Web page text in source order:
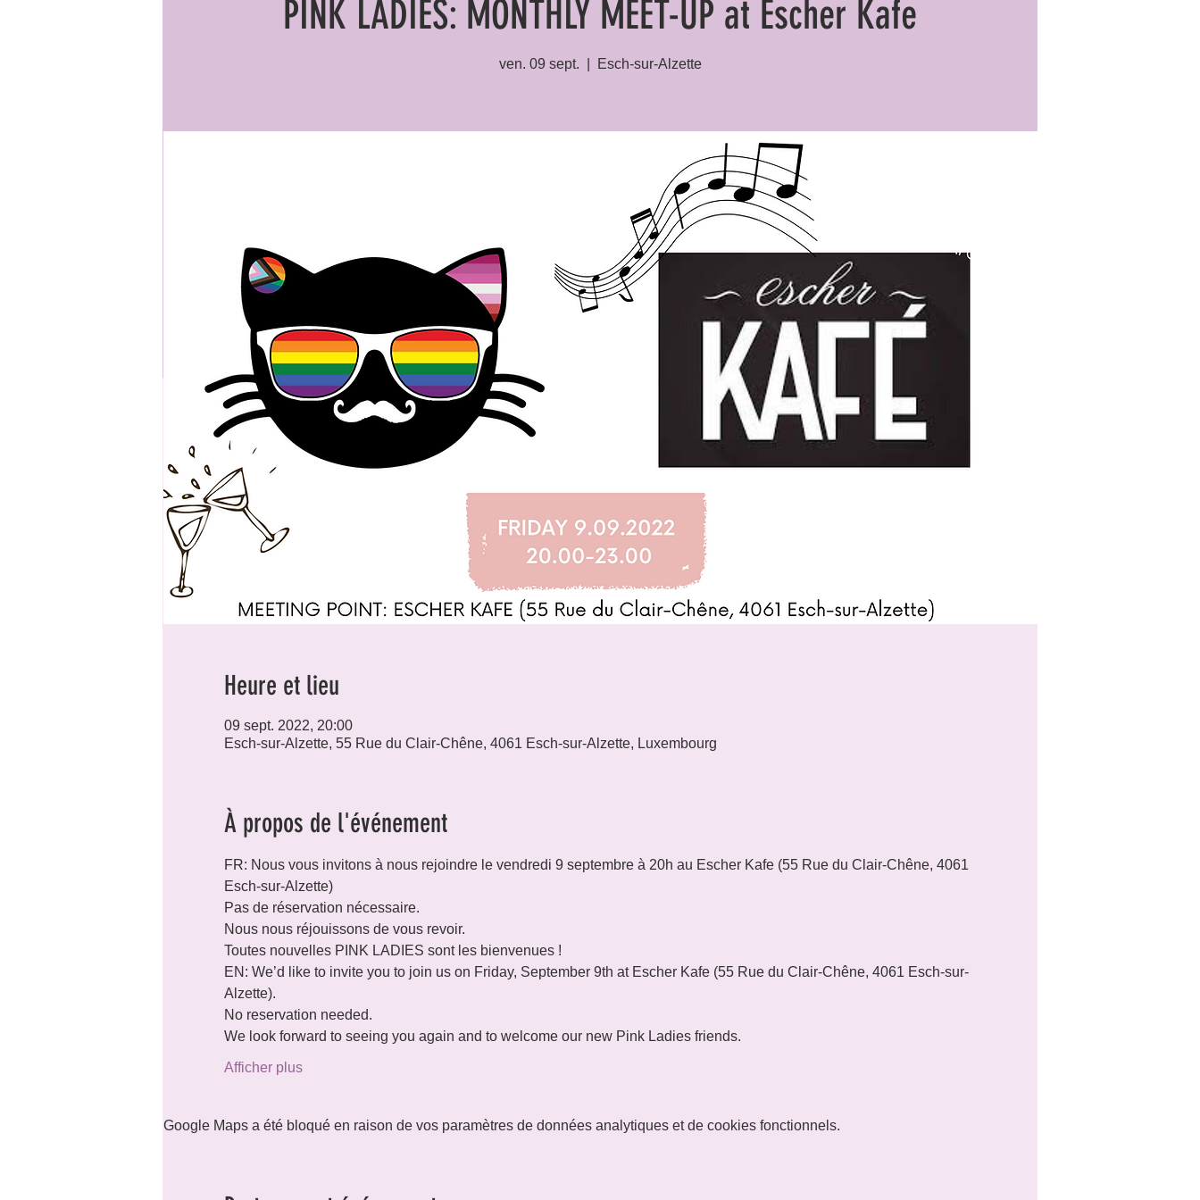
PINK LADIES: MONTHLY MEET-UP at Escher Kafe
ven. 09 sept. Esch-sur-Alzette
Heure et lieu
09 sept. 2022, 20:00
Esch-sur-Alzette, 55 Rue du Clair-Chêne, 4061 Esch-sur-Alzette, Luxembourg
À propos de l'événement
FR: Nous vous invitons à nous rejoindre le vendredi 9 septembre à 20h au Escher Kafe (55 Rue du Clair-Chêne, 4061
Esch-sur-Alzette)
Pas de réservation nécessaire.
Nous nous réjouissons de vous revoir.
Toutes nouvelles PINK LADIES sont les bienvenues !
EN: We’d like to invite you to join us on Friday, September 9th at Escher Kafe (55 Rue du Clair-Chêne, 4061 Esch-sur-
Alzette).
No reservation needed.
We look forward to seeing you again and to welcome our new Pink Ladies friends.
Afficher plus
Google Maps a été bloqué en raison de vos paramètres de données analytiques et de cookies fonctionnels.